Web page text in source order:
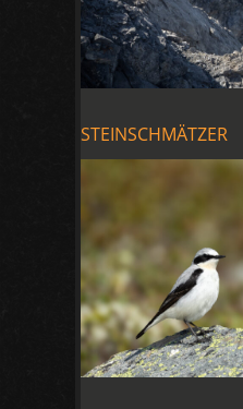
STEINSCHMÄTZER